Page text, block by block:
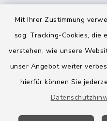
Mit Ihrer Zustimmung
sog. Tracking-Cookies, die
verstehen, wie unsere
unser Angebot weiter
hierfür können Sie
Quicklinks
Amt Boostedt-
Amtsbroschüre